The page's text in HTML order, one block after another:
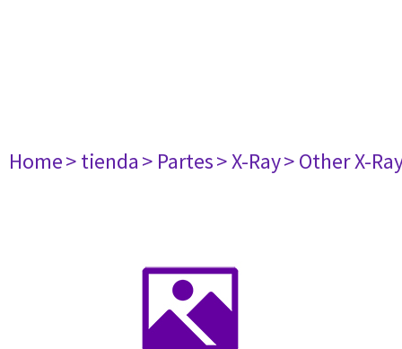
Home> tienda> Partes> X-Ray> Other X-